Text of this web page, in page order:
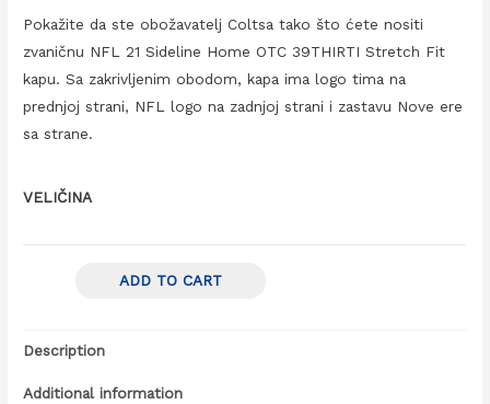
Pokažite da ste obožavatelj Coltsa tako što ćete nositi
zvaničnu NFL 21 Sideline Home OTC 39THIRTI Stretch Fit
kapu. Sa zakrivljenim obodom, kapa ima logo tima na
prednjoj strani, NFL logo na zadnjoj strani i zastavu Nove ere
sa strane.
VELIČINA
ADD TO CART
Description
Additional information